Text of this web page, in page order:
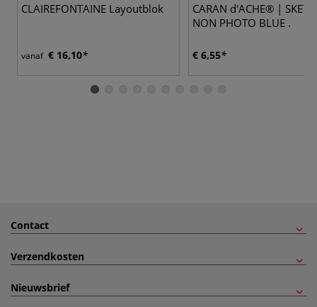
CLAIREFONTAINE Layoutblok
vanaf € 16,10
CARAN d'ACHE® |
NON PHOTO BLUE .
€ 6,55
Contact
Verzendkosten
Nieuwsbrief